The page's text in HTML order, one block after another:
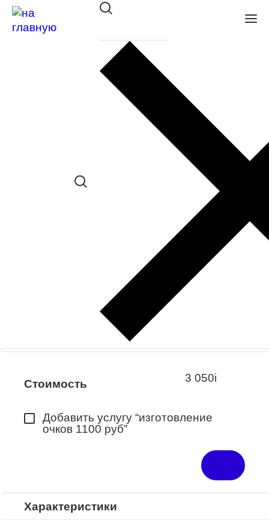
Оправа CONTINENTAL V32623
в наличии (Осталась 1 шт.) *наличие
товара в конкретном салоне
необходимо уточнять отдельно
Заказать примерку
Закажите понравившуюся модель
в ближайший салон “Оптик-Экспресс”.
*Доступно для Республики
Стоимость 3 050i
Добавить услугу “изготовление
очков 1100 руб”
Характеристики